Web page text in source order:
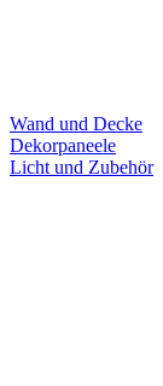
Wand und Decke
Dekorpaneele
Licht und Zubehör